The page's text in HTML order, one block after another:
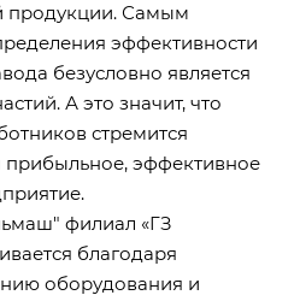
продукции. Самым
эффективности
безусловно является
А это значит, что
стремится
прибыльное, эффективное
филиал «ГЗ
благодаря
оборудования и